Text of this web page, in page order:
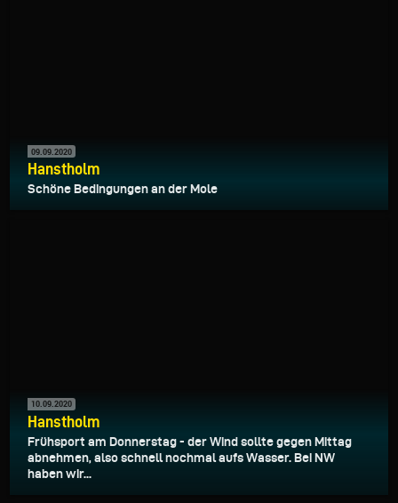
09.09.2020
Hanstholm
Schöne Bedingungen an der Mole
10.09.2020
Hanstholm
Frühsport am Donnerstag - der Wind sollte gegen Mittag
abnehmen, also schnell nochmal aufs Wasser. Bei NW
haben wir...